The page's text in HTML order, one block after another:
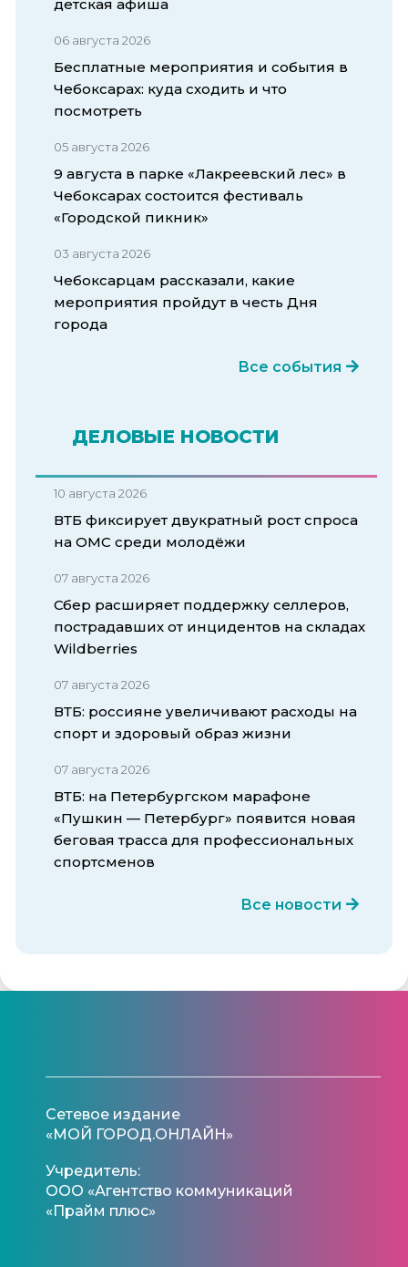
детская афиша
06 августа 2026
Бесплатные мероприятия и события в
Чебоксарах: куда сходить и что
посмотреть
05 августа 2026
9 августа в парке «Лакреевский лес» в
Чебоксарах состоится фестиваль
«Городской пикник»
03 августа 2026
Чебоксарцам рассказали, какие
мероприятия пройдут в честь Дня
города
Все события
ДЕЛОВЫЕ НОВОСТИ
10 августа 2026
ВТБ фиксирует двукратный рост спроса
на ОМС среди молодёжи
07 августа 2026
Сбер расширяет поддержку селлеров,
пострадавших от инцидентов на складах
Wildberries
07 августа 2026
ВТБ: россияне увеличивают расходы на
спорт и здоровый образ жизни
07 августа 2026
ВТБ: на Петербургском марафоне
«Пушкин — Петербург» появится новая
беговая трасса для профессиональных
спортсменов
Все новости
Сетевое издание
«МОЙ ГОРОД.ОНЛАЙН»
Учредитель:
ООО «Агентство коммуникаций
«Прайм плюс»